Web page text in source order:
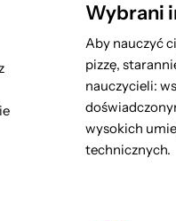
Wybrani
Aby nauczyć
pizzę,
nauczycieli:
wysokich
technicznych.